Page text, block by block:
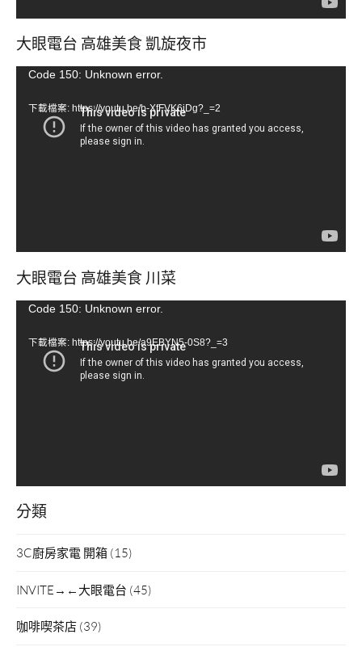
大眼電台 高雄美食 凱旋夜市
視Code 150: Unknown error.
下載檔案: https://youtu.be/b-XfFVK6jDg?_=2
大眼電台 高雄美食 川菜
視Code 150: Unknown error.
下載檔案: https://youtu.be/a9EBYN5-0S8?_=3
分類
3C廚房家電 開箱 (15)
INVITE→←大眼電台 (45)
咖啡喫茶店 (39)